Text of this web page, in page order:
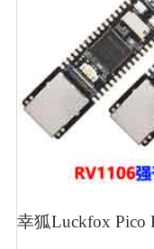
幸狐Luckfox Pico